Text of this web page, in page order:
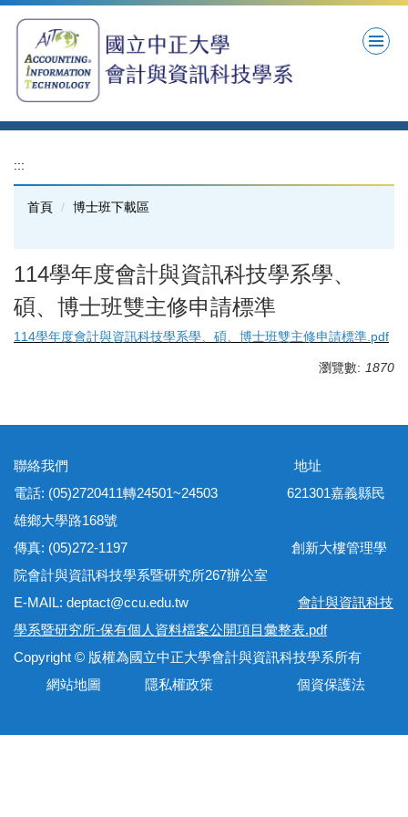
到
區
:::
首頁 博士班下載區
114學年度會計與資訊科技學系學、
碩、博士班雙主修申請標準
114學年度會計與資訊科技學系學、碩、博士班雙主修申請標準.pdf
瀏覽數: 1870
聯絡我們 地址
電話: (05)2720411轉24501~24503 621301嘉義縣民
雄鄉大學路168號
傳真: (05)272-1197 創新大樓管理學
院會計與資訊科技學系暨研究所267辦公室
E-MAIL: deptact@ccu.edu.tw 會計與資訊科技
學系暨研究所-保有個人資料檔案公開項目彙整表.pdf
Copyright © 版權為國立中正大學會計與資訊科技學系所有
網站地圖 隱私權政策 個資保護法